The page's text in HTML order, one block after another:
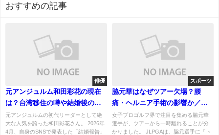
おすすめの記事
俳優
元アンジュルム和田彩花の現在
は？台湾移住の噂や結婚後の活
動まとめ
元アンジュルムの初代リーダーとして絶
大な人気を誇った和田彩花さん。 2026年
4月、自身のSNSで発表した「結婚報告」
スポーツ
脇元華はなぜツアー欠場？腰
痛・ヘルニア手術の影響か／特
別保障制度の対象に
女子プロゴルフ界で注目を集める脇元華
選手が、ツアーから一時離れることが分
かりました。 JLPGAは、脇元選手に「ト